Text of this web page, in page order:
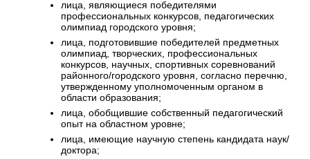
лица, являющиеся победителями
профессиональных конкурсов, педагогических
олимпиад городского уровня;
лица, подготовившие победителей предметных
олимпиад, творческих, профессиональных
конкурсов, научных, спортивных соревнований
районного/городского уровня, согласно перечню,
утвержденному уполномоченным органом в
области образования;
лица, обобщившие собственный педагогический
опыт на областном уровне;
лица, имеющие научную степень кандидата наук/
доктора;